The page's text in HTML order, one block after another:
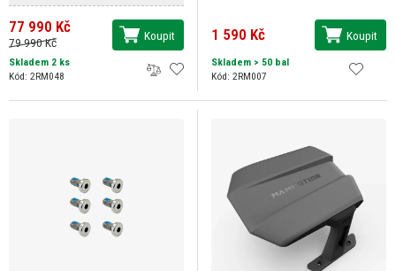
77 990 Kč
79 990 Kč
Koupit
Skladem 2 ks
Kód: 2RM048
1 590 Kč Koupit
Skladem > 50 bal
Kód: 2RM007